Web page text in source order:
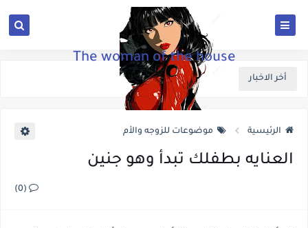
The woman of the house
أخر الاخبار
الرئيسية موضوعات للزوجه والأم
العنايه بطفلك تبدأ وهو جنين
(0)